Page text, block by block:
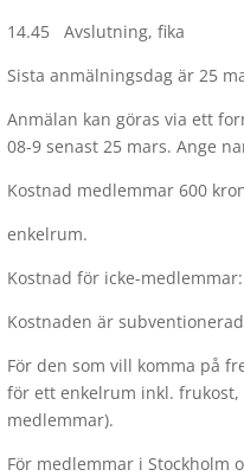
14.45 Avslutning, fika
Sista anmälningsdag är 25
Anmälan kan göras via ett
08-9 senast 25 mars. Ange
Kostnad medlemmar 600
enkelrum.
Kostnad för icke-
Kostnaden är
För den som vill komma på
för ett enkelrum inkl.
medlemmar).
För medlemmar i Stockholm